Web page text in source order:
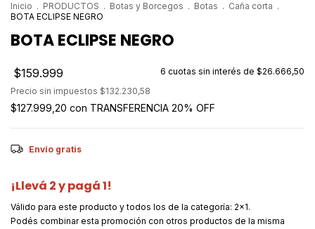
Inicio . PRODUCTOS . Botas y Borcegos . Botas . Caña corta .
BOTA ECLIPSE NEGRO
BOTA ECLIPSE NEGRO
$159.999 6 cuotas sin interés de $26.666,50
Precio sin impuestos $132.230,58
$127.999,20 con TRANSFERENCIA 20% OFF
Envío gratis
¡Llevá 2 y pagá 1!
Válido para este producto y todos los de la categoría: 2x1.
Podés combinar esta promoción con otros productos de la misma